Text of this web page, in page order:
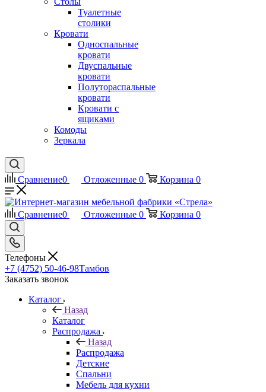
Туалетные
столики
Кровати
Односпальные
кровати
Двуспальные
кровати
Полутораспальные
кровати
Кровати с
ящиками
Комоды
Зеркала
Сравнение0 Отложенные 0 Корзина 0
Сравнение0 Отложенные 0 Корзина 0
Телефоны
+7 (4752) 50-46-98Тамбов
Заказать звонок
Каталог
Назад
Каталог
Распродажа
Назад
Распродажа
Детские
Спальни
Мебель для кухни